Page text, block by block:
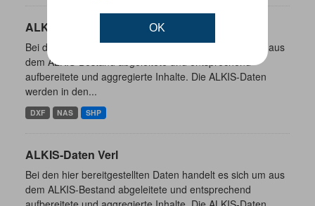
OK
ALKIS-Daten Borgholzhausen
Bei den hier bereitgestellten Daten handelt es sich um aus
dem ALKIS-Bestand abgeleitete und entsprechend
aufbereitete und aggregierte Inhalte. Die ALKIS-Daten
werden in den...
DXF NAS SHP
ALKIS-Daten Verl
Bei den hier bereitgestellten Daten handelt es sich um aus
dem ALKIS-Bestand abgeleitete und entsprechend